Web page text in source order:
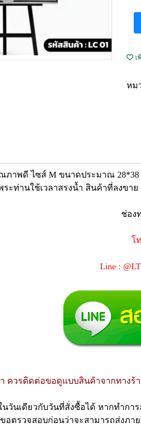
เ
หม
ภาพดี ไซส์ M ขนาดประมาณ
ะท่านใช้เวลาสรงน้ำ สินค้าที่ลงข
ช่อง
โ
Line :
ควรติดต่อขอดูแบบสินค้าจากทางร้
วันเดียวกับวันที่สั่งซื้อได้ หากทำกา
อตรวจสอบก่อนว่าจะสามารถส่งภ